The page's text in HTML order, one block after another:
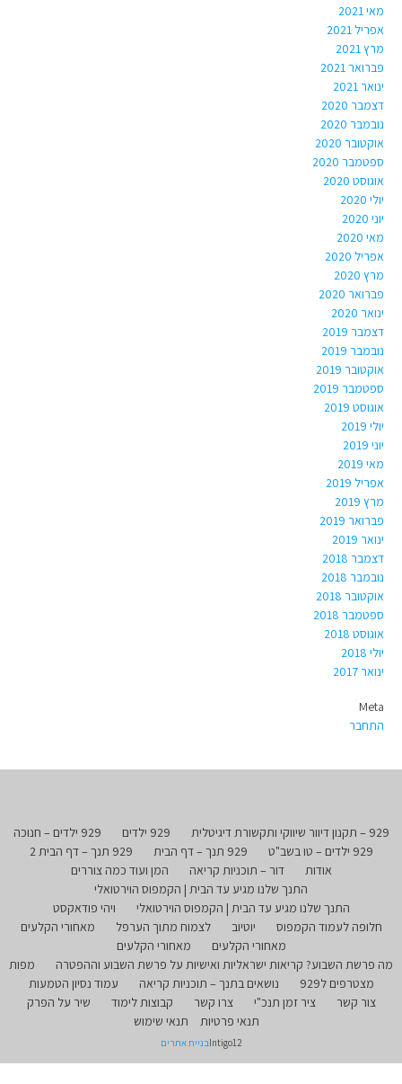
מאי 2021
אפריל 2021
מרץ 2021
פברואר 2021
ינואר 2021
דצמבר 2020
נובמבר 2020
אוקטובר 2020
ספטמבר 2020
אוגוסט 2020
יולי 2020
יוני 2020
מאי 2020
אפריל 2020
מרץ 2020
פברואר 2020
ינואר 2020
דצמבר 2019
נובמבר 2019
אוקטובר 2019
ספטמבר 2019
אוגוסט 2019
יולי 2019
יוני 2019
מאי 2019
אפריל 2019
מרץ 2019
פברואר 2019
ינואר 2019
דצמבר 2018
נובמבר 2018
אוקטובר 2018
ספטמבר 2018
אוגוסט 2018
יולי 2018
ינואר 2017
Meta
התחבר
929 – תקנון דיוור שיווקי ותקשורת דיגיטלית 929 ילדים
929 ילדים – חנוכה
929 ילדים – טו בשב"ט
929 תנך – דף הבית
929 תנך – דף הבית 2
אודות
דור – תוכניות קריאה
המן ועוד כמה צוררים
התנך שלנו מגיע עד הבית | הקמפוס הוירטואלי
התנך שלנו מגיע עד הבית | הקמפוס הוירטואלי
ויהי פודאקסט
חלופה לעמוד הקמפוס
יוטיוב לצמוח מתוך הערפל
מאחורי הקלעים
מאחורי הקלעים
מאחורי הקלעים
מה פרשת השבוע? קריאות ישראליות ואישיות על פרשת השבוע וההפטרה
מפות
מצטרפים ל929
נושאים בתנך – תוכניות קריאה
עמוד נסיון הטמעות
צור קשר
ציר זמן תנכ"י צרו קשר קבוצות לימוד
שיר על הפרק
תנאי פרטיות
תנאי שימוש
Intigo12בניית אתרים